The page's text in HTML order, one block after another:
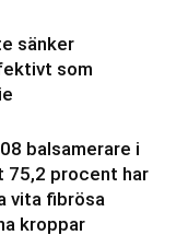
sänker
som
balsamerare i
75,2 procent har
vita fibrösa
kroppar